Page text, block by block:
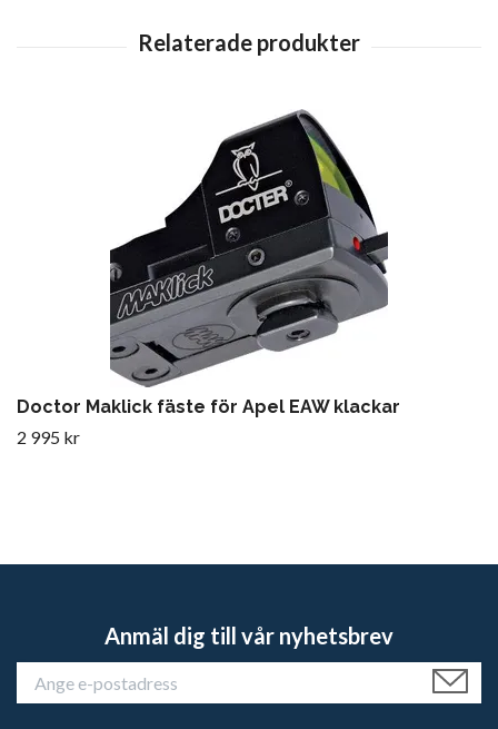
Doctor Maklick fäste för Apel EAW klackar
2 995 kr
Anmäl dig till vår nyhetsbrev